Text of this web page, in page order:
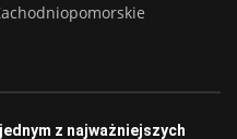
z najważniejszych